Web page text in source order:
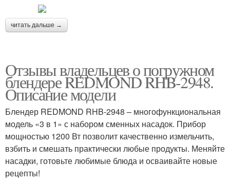
читать дальше →
Отзывы владельцев о погружном
блендере REDMOND RHB-2948.
Описание модели
Блендер REDMOND RHB-2948 – многофункциональная
модель «3 в 1» с набором сменных насадок. Прибор
мощностью 1200 Вт позволит качественно измельчить,
взбить и смешать практически любые продукты. Меняйте
насадки, готовьте любимые блюда и осваивайте новые
рецепты!